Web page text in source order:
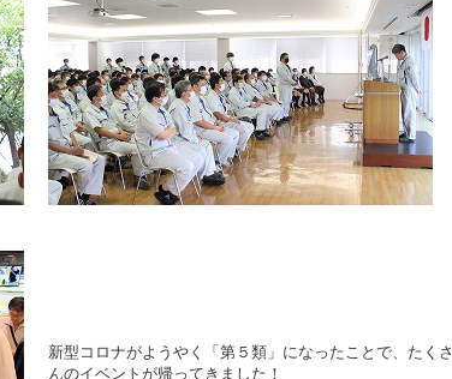
新型コロナがようやく「第５類」になったことで、たくさ
んのイベントが帰ってきました！